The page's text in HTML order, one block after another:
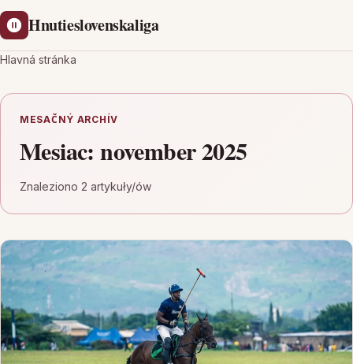
Hnutieslovenskaliga
Hlavná stránka
MESAČNÝ ARCHÍV
Mesiac:november 2025
Znaleziono 2 artykuły/ów